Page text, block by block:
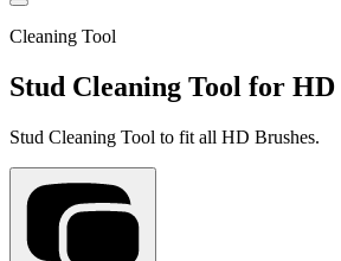
Cleaning Tool
Stud Cleaning Tool for HD
Stud Cleaning Tool to fit all HD Brushes.